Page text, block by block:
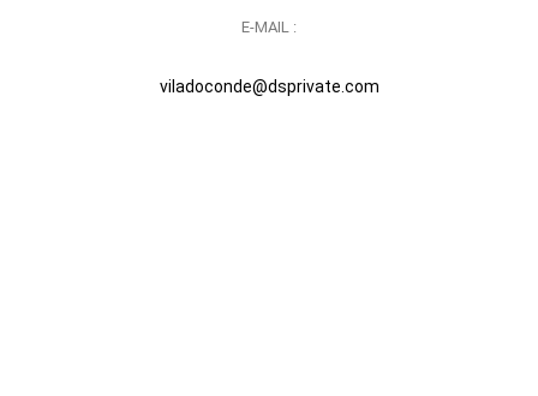
E-MAIL :
viladoconde@dsprivate.com